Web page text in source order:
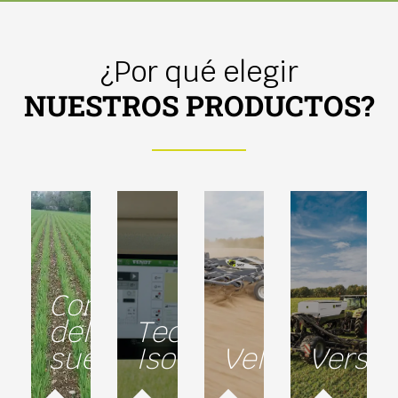
¿Por qué elegir
NUESTROS PRODUCTOS?
Conservación
del
suelo
Tecnología
Isobus Velocidad